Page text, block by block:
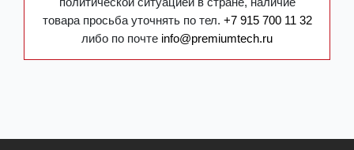
товара просьба уточнять по тел. +7 915 700 11 32
либо по почте info@premiumtech.ru